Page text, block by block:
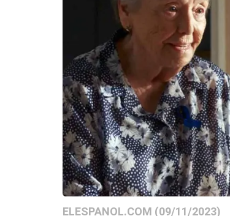
ELESPANOL.COM (09/11/2023)